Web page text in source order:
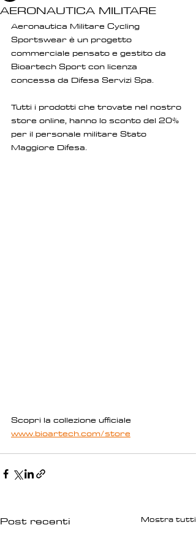
AERONAUTICA MILITARE
Aeronautica Militare Cycling
Sportswear è un progetto
commerciale pensato e gestito da
Bioartech Sport con licenza
concessa da Difesa Servizi Spa.
Tutti i prodotti che trovate nel nostro
store online, hanno lo sconto del 20%
per il personale militare Stato
Maggiore Difesa.
Scopri la collezione ufficiale
www.bioartech.com/store
Post recenti Mostra tutti